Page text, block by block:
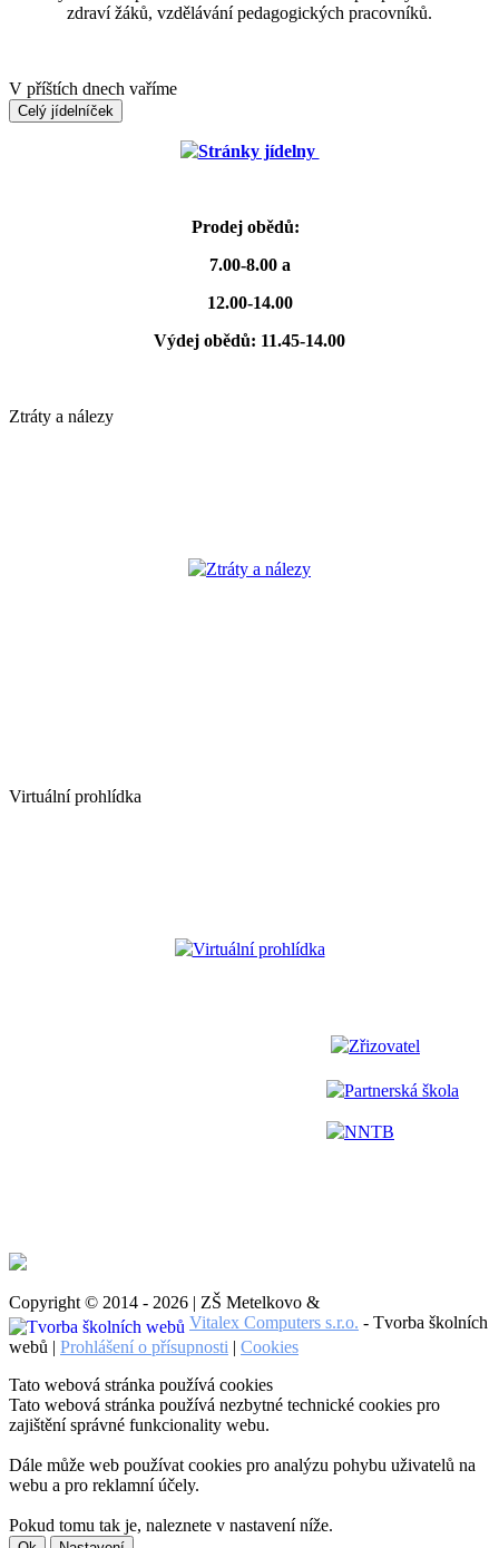
zdraví žáků, vzdělávání pedagogických pracovníků.
V příštích dnech vaříme
Celý jídelníček
Stránky jídelny
Prodej obědů:
7.00-8.00 a
12.00-14.00
Výdej obědů: 11.45-14.00
Ztráty a nálezy
Ztráty a nálezy
Virtuální prohlídka
Virtuální prohlídka
Zřizovatel
Partnerská škola
NNTB
Copyright © 2014 - 2026 | ZŠ Metelkovo &
Vitalex Computers s.r.o. - Tvorba školních
webů | Prohlášení o přísupnosti | Cookies
Tato webová stránka používá cookies
Tato webová stránka používá nezbytné technické cookies pro
zajištění správné funkcionality webu.
Dále může web používat cookies pro analýzu pohybu uživatelů na
webu a pro reklamní účely.
Pokud tomu tak je, naleznete v nastavení níže.